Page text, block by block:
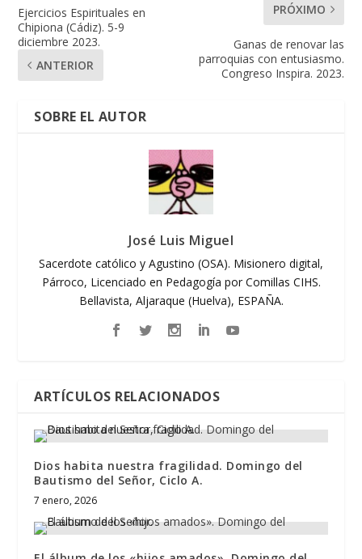
Ejercicios Espirituales en
Chipiona (Cádiz). 5-9
diciembre 2023.
ANTERIOR
PRÓXIMO
Ganas de renovar las
parroquias con entusiasmo.
Congreso Inspira. 2023.
SOBRE EL AUTOR
José Luis Miguel
Sacerdote católico y Agustino (OSA). Misionero digital,
Párroco, Licenciado en Pedagogía por Comillas CIHS.
Bellavista, Aljaraque (Huelva), ESPAÑA.
ARTÍCULOS RELACIONADOS
Dios habita nuestra fragilidad. Domingo del
Bautismo del Señor, Ciclo A.
7 enero, 2026